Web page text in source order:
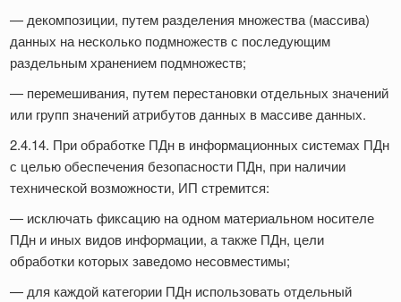
— декомпозиции, путем разделения множества (массива)
данных на несколько подмножеств с последующим
раздельным хранением подмножеств;
— перемешивания, путем перестановки отдельных значений
или групп значений атрибутов данных в массиве данных.
2.4.14. При обработке ПДн в информационных системах ПДн
с целью обеспечения безопасности ПДн, при наличии
технической возможности, ИП стремится:
— исключать фиксацию на одном материальном носителе
ПДн и иных видов информации, а также ПДн, цели
обработки которых заведомо несовместимы;
— для каждой категории ПДн использовать отдельный